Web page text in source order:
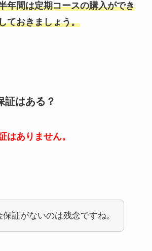
年間は定期コースの購入ができ
ておきましょう。
証はある？
はありません。
保証がないのは残念ですね。